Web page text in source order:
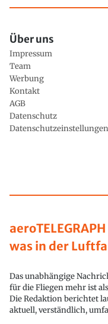
was in der
Das unabhängige
für die Fliegen mehr ist
Die Redaktion berichtet
aktuell, verständlich,
Über uns
Impressum
Team
Werbung
Kontakt
AGB
Datenschutz
Datenschutzeinstellungen